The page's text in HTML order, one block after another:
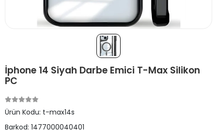
İphone 14 Siyah Darbe Emici T-Max Silikon
PC
Ürün Kodu: t-max14s
Barkod: 1477000040401